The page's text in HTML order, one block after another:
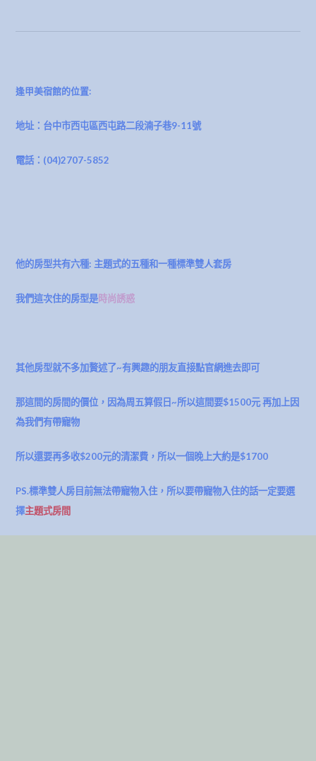
逢甲美宿館的位置:
地址：台中市西屯區西屯路二段湳子巷9-11號
電話：(04)2707-5852
他的房型共有六種: 主題式的五種和一種標準雙人套房
我們這次住的房型是時尚誘惑
其他房型就不多加贅述了~有興趣的朋友直接點官網進去即可
那這間的房間的價位，因為周五算假日~所以這間要$1500元 再加上因
為我們有帶寵物
所以還要再多收$200元的清潔費，所以一個晚上大約是$1700
PS.標準雙人房目前無法帶寵物入住，所以要帶寵物入住的話一定要選
擇主題式房間